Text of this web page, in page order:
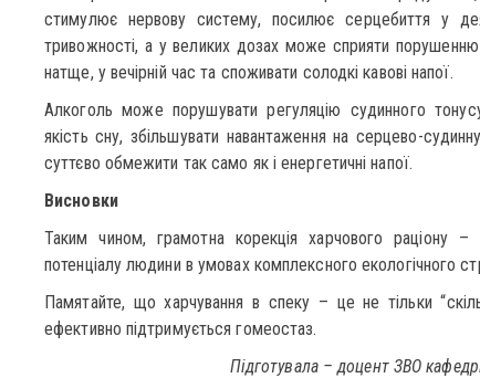
стимулює нервову систему, посилює серцебиття у
тривожності, а у великих дозах може сприяти
натще, у вечірній час та споживати солодкі кавові напої.
Алкоголь може порушувати регуляцію судинного
якість сну, збільшувати навантаження на серцево-
суттєво обмежити так само як і енергетичні напої.
Висновки
Таким чином, грамотна корекція харчового раціону –
потенціалу людини в умовах комплексного екологічного
Памятайте, що харчування в спеку – це не тільки
ефективно підтримується гомеостаз.
Підготувала – доцент ЗВО